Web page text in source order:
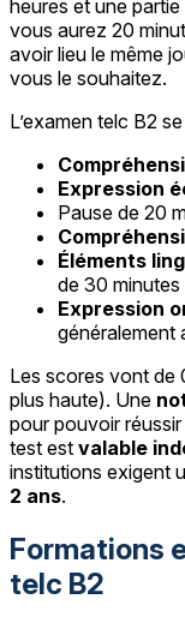
heures et une
vous aurez 20
avoir lieu le même
vous le souhaitez.
L’examen telc B2
Expression
Pause de 20
Éléments
de 30 minutes
Expression
généralement
Les scores vont de
plus haute). Une
pour pouvoir
test est valable
institutions exigent
2 ans.
Formations
telc B2